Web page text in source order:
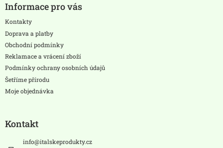
pInformace pro vás
Kontakty
Doprava a platby
Obchodní podmínky
Reklamace a vrácení zboží
Podmínky ochrany osobních údajů
Šetříme přírodu
Moje objednávka
Kontakt
info@italskeprodukty.cz